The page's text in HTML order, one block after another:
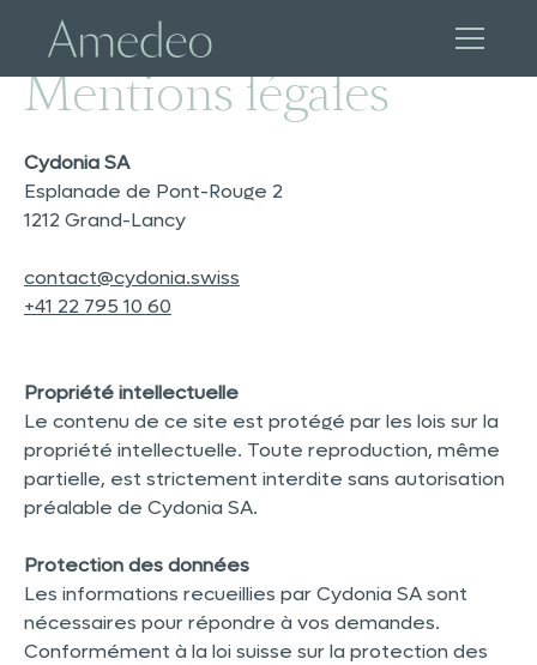
Mentions légales
Cydonia SA
Esplanade de Pont-Rouge 2
1212 Grand-Lancy
contact@cydonia.swiss
+41 22 795 10 60
Propriété intellectuelle
Le contenu de ce site est protégé par les lois sur la
propriété intellectuelle. Toute reproduction, même
partielle, est strictement interdite sans autorisation
préalable de Cydonia SA.
Protection des données
Les informations recueillies par Cydonia SA sont
nécessaires pour répondre à vos demandes.
Conformément à la loi suisse sur la protection des